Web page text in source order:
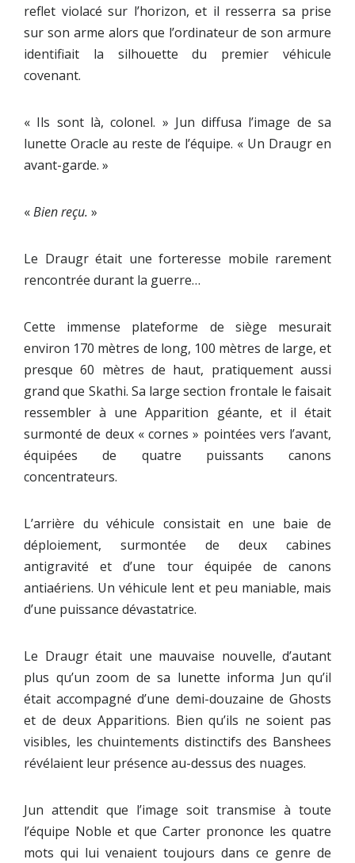
reflet violacé sur l’horizon, et il resserra sa prise
sur son arme alors que l’ordinateur de son armure
identifiait la silhouette du premier véhicule
covenant.
« Ils sont là, colonel. » Jun diffusa l’image de sa
lunette Oracle au reste de l’équipe. « Un Draugr en
avant-garde. »
«Bien reçu. »
Le Draugr était une forteresse mobile rarement
rencontrée durant la guerre…
Cette immense plateforme de siège mesurait
environ 170 mètres de long, 100 mètres de large, et
presque 60 mètres de haut, pratiquement aussi
grand que Skathi. Sa large section frontale le faisait
ressembler à une Apparition géante, et il était
surmonté de deux « cornes » pointées vers l’avant,
équipées de quatre puissants canons
concentrateurs.
L’arrière du véhicule consistait en une baie de
déploiement, surmontée de deux cabines
antigravité et d’une tour équipée de canons
antiaériens. Un véhicule lent et peu maniable, mais
d’une puissance dévastatrice.
Le Draugr était une mauvaise nouvelle, d’autant
plus qu’un zoom de sa lunette informa Jun qu’il
était accompagné d’une demi-douzaine de Ghosts
et de deux Apparitions. Bien qu’ils ne soient pas
visibles, les chuintements distinctifs des Banshees
révélaient leur présence au-dessus des nuages.
Jun attendit que l’image soit transmise à toute
l’équipe Noble et que Carter prononce les quatre
mots qui lui venaient toujours dans ce genre de